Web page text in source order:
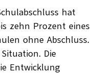
hat
zehn Prozent eines
ohne Abschluss.
Die
Entwicklung